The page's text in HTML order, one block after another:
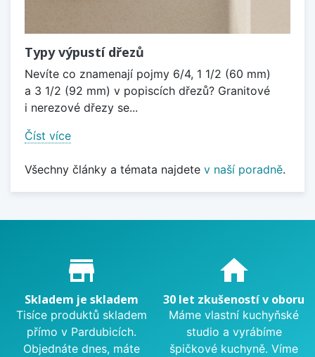
Typy výpustí dřezů
Nevíte co znamenají pojmy 6/4, 1 1/2 (60 mm)
a 3 1/2 (92 mm) v popiscích dřezů? Granitové
i nerezové dřezy se...
Číst více
Všechny články a témata najdete v naší poradně.
Proč nakupovat u nás?
store_mall_directory
Skladem je skladem
Tisíce produktů skladem
přímo v Pardubicích.
Objednáte dnes, máte
home
30 let zkušeností v oboru
Máme vlastní kuchyňské
studio a vyrábíme
špičkové kuchyně. Víme